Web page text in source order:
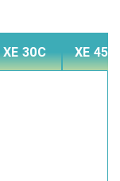
XE 30C XE 45C